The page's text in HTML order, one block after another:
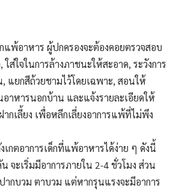
แพ้อาหาร ผู้ปกครองจะต้องคอยตรวจสอบ
ส่ใจในการล้างภาชนะให้สะอาด, ระวังการ
, แยกสีถ้วยชามไว้โดยเฉพาะ, สอนให้
อาหารนอกบ้าน และแจ้งรายละเอียดให้
กเลี้ยง เพื่อหลีกเลี่ยงอาการแพ้ที่ไม่พึง
เกตอาการเด็กที่แพ้อาหารได้ง่าย ๆ ดังนี้
จะเริ่มมีอาการภายใน 2-4 ชั่วโมง ส่วน
กบวม ตาบวม แต่หากรุนแรงจะมีอาการ